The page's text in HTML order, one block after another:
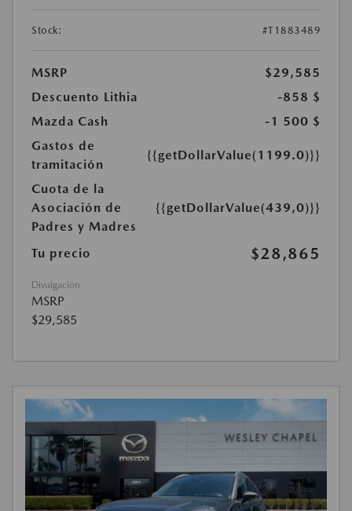
Stock: #T1883489
MSRP
$29,585
Descuento Lithia
-858 $
Mazda Cash
-1 500 $
Gastos de
tramitación
{{getDollarValue(1199.0)}}
Cuota de la
Asociación de
Padres y Madres
{{getDollarValue(439,0)}}
Tu precio $28,865
Divulgación
MSRP
$29,585